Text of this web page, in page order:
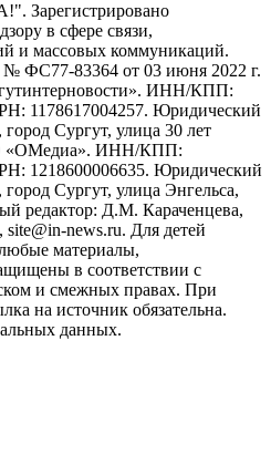
Зарегистрировано
в сфере связи,
и массовых коммуникаций.
ФС77-83364 от 03 июня 2022 г.
ИНН/КПП:
1178617004257. Юридический
Сургут, улица 30 лет
«ОМедиа». ИНН/КПП:
1218600006635. Юридический
Сургут, улица Энгельса,
редактор: Д.М. Караченцева,
news.ru. Для детей
материалы,
в соответствии с
и смежных правах. При
на источник обязательна.
данных.